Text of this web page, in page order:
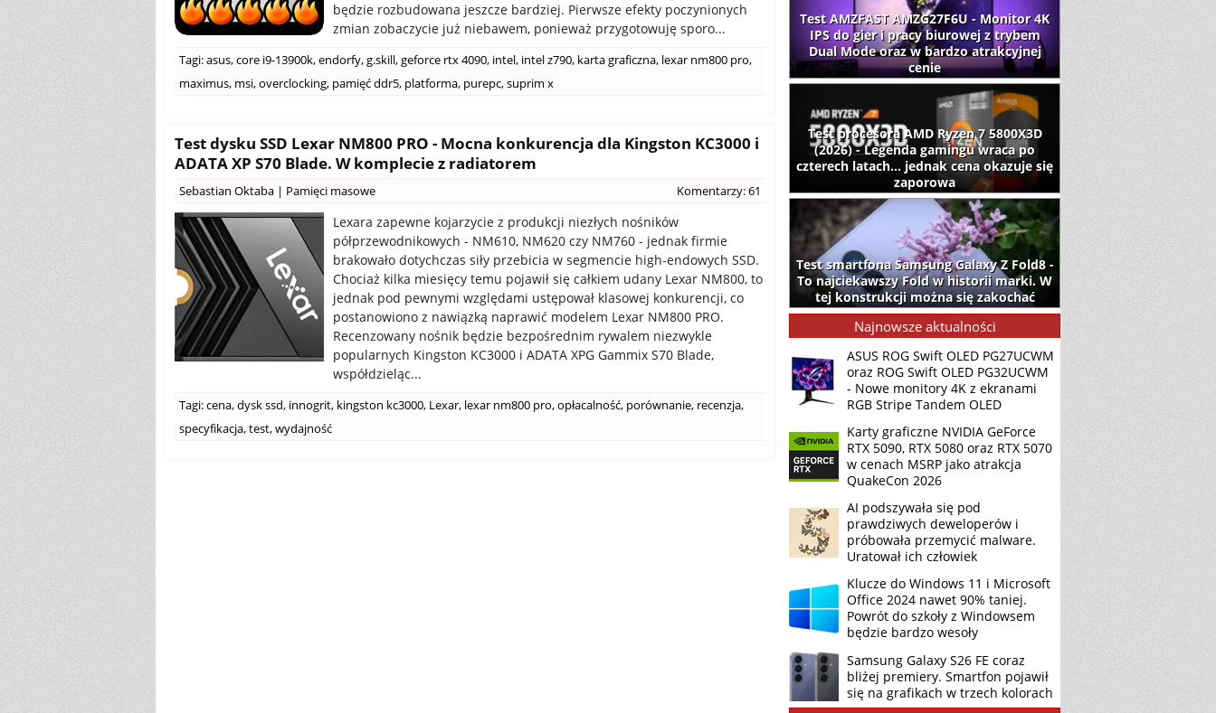
będzie rozbudowana jeszcze bardziej. Pierwsze efekty poczynionych
zmian zobaczycie już niebawem, ponieważ przygotowuję sporo...
Tagi:asus,core i9-13900k,endorfy,g.skill,geforce rtx 4090, intel, intel z790, karta graficzna, lexar nm800 pro,
maximus, msi,overclocking, pamięć ddr5, platforma, purepc,suprim x
Test dysku SSD Lexar NM800 PRO - Mocna konkurencja dla Kingston KC3000 i
ADATA XP S70 Blade. W komplecie z radiatorem
Sebastian Oktaba | Pamięci masowe Komentarzy: 61
Lexara zapewne kojarzycie z produkcji niezłych nośników
półprzewodnikowych - NM610, NM620 czy NM760 - jednak firmie
brakowało dotychczas siły przebicia w segmencie high-endowych SSD.
Chociaż kilka miesięcy temu pojawił się całkiem udany Lexar NM800, to
jednak pod pewnymi względami ustępował klasowej konkurencji, co
postanowiono z nawiązką naprawić modelem Lexar NM800 PRO.
Recenzowany nośnik będzie bezpośrednim rywalem niezwykle
popularnych Kingston KC3000 i ADATA XPG Gammix S70 Blade,
współdzieląc...
Tagi:cena,dysk ssd, innogrit, kingston kc3000, Lexar, lexar nm800 pro,opłacalność, porównanie, recenzja,
specyfikacja,test,wydajność
Test AMZFAST AMZG27F6U - Monitor 4K
IPS do gier i pracy biurowej z trybem
Dual Mode oraz w bardzo atrakcyjnej
cenie
Test procesora AMD Ryzen 7 5800X3D
(2026) - Legenda gamingu wraca po
czterech latach... jednak cena okazuje się
zaporowa
Test smartfona Samsung Galaxy Z Fold8 -
To najciekawszy Fold w historii marki. W
tej konstrukcji można się zakochać
Najnowsze aktualności
ASUS ROG Swift OLED PG27UCWM
oraz ROG Swift OLED PG32UCWM
- Nowe monitory 4K z ekranami
RGB Stripe Tandem OLED
Karty graficzne NVIDIA GeForce
RTX 5090, RTX 5080 oraz RTX 5070
w cenach MSRP jako atrakcja
QuakeCon 2026
AI podszywała się pod
prawdziwych deweloperów i
próbowała przemycić malware.
Uratował ich człowiek
Klucze do Windows 11 i Microsoft
Office 2024 nawet 90% taniej.
Powrót do szkoły z Windowsem
będzie bardzo wesoły
Samsung Galaxy S26 FE coraz
bliżej premiery. Smartfon pojawił
się na grafikach w trzech kolorach